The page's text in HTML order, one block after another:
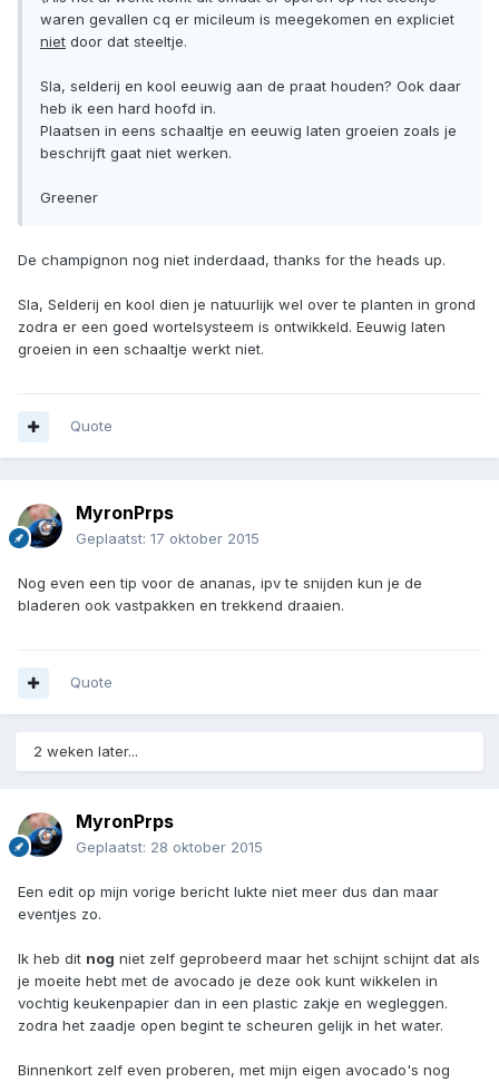
waren gevallen cq er micileum is meegekomen en expliciet
niet door dat steeltje.
Sla, selderij en kool eeuwig aan de praat houden? Ook daar
heb ik een hard hoofd in.
Plaatsen in eens schaaltje en eeuwig laten groeien zoals je
beschrijft gaat niet werken.
Greener
De champignon nog niet inderdaad, thanks for the heads up.
Sla, Selderij en kool dien je natuurlijk wel over te planten in grond
zodra er een goed wortelsysteem is ontwikkeld. Eeuwig laten
groeien in een schaaltje werkt niet.
Quote
MyronPrps
Geplaatst: 17 oktober 2015
Nog even een tip voor de ananas, ipv te snijden kun je de
bladeren ook vastpakken en trekkend draaien.
Quote
2 weken later...
MyronPrps
Geplaatst: 28 oktober 2015
Een edit op mijn vorige bericht lukte niet meer dus dan maar
eventjes zo.
Ik heb dit nog niet zelf geprobeerd maar het schijnt schijnt dat als
je moeite hebt met de avocado je deze ook kunt wikkelen in
vochtig keukenpapier dan in een plastic zakje en wegleggen.
zodra het zaadje open begint te scheuren gelijk in het water.
Binnenkort zelf even proberen, met mijn eigen avocado's nog